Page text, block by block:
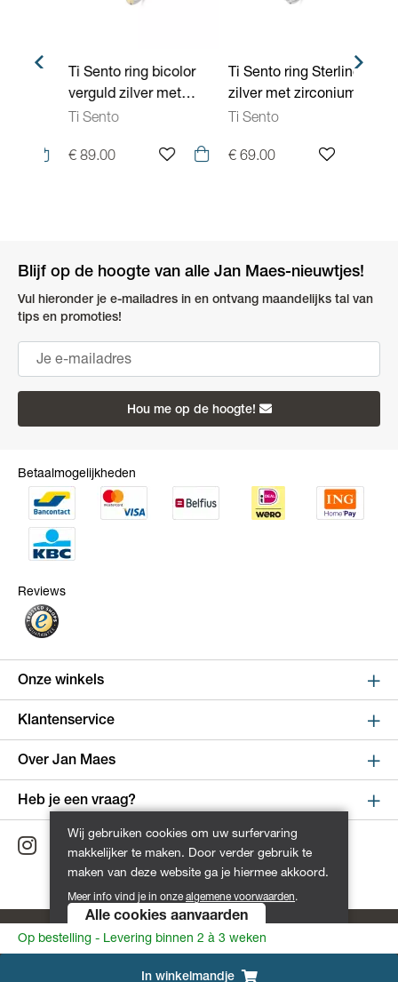
Op bestelling - Levering binnen 2 à 3 weken
In winkelmandje
Ti Sento ring bicolor
verguld zilver met
zirconium 1796ZY
Ti Sento
€ 89.00
Ti Sento ring Sterling
zilver met zirconium
12429ZI
Ti Sento
€ 69.00
Blijf op de hoogte van alle Jan Maes-nieuwtjes!
Vul hieronder je e-mailadres in en ontvang maandelijks tal van
tips en promoties!
Hou me op de hoogte!
Betaalmogelijkheden
Reviews
Onze winkels
Sint Niklaas
Kapelstraat 100, shop 123
9100 Sint-Niklaas
Wijnegem
Turnhoutsebaan 5, shop 256
2110 Wijnegem
Oostende
Klantenservice
Online bestellen en betalen
Dienst na verkoop
Tips en advies
Annuleer mijn bestelling
Klachten
Over Jan Maes
Over Jan Maes
Geschiedenis
Heb je een vraag?
Maandag - Vrijdag van 9:00 tot 17:00
+32 3 711 15 00
Liever een bericht sturen?
Contacteer ons
Algemene voorwaarden Privacy Policy
Powered byTilroy
Wij gebruiken cookies om uw surfervaring
makkelijker te maken. Door verder gebruik te
maken van deze website ga je hiermee akkoord.
Meer info vind je in onze algemene voorwaarden.
Alle cookies aanvaarden